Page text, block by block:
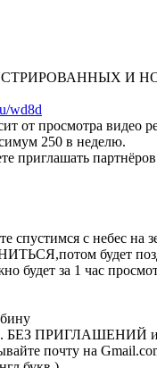
И
wd8d
от просмотра видео
250 в неделю.
приглашать
спустимся с небес
будет поздно!
будет за 1 час
БЕЗ
почту на